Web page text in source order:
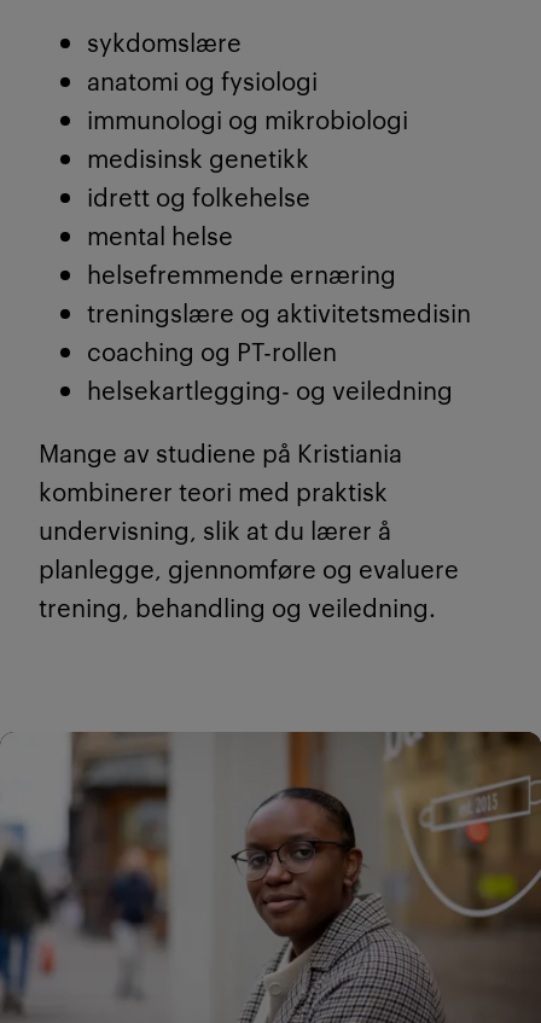
sykdomslære
anatomi og fysiologi
immunologi og mikrobiologi
medisinsk genetikk
idrett og folkehelse
mental helse
helsefremmende ernæring
treningslære og aktivitetsmedisin
coaching og PT-rollen
helsekartlegging- og veiledning
Mange av studiene på Kristiania
kombinerer teori med praktisk
undervisning, slik at du lærer å
planlegge, gjennomføre og evaluere
trening, behandling og veiledning.